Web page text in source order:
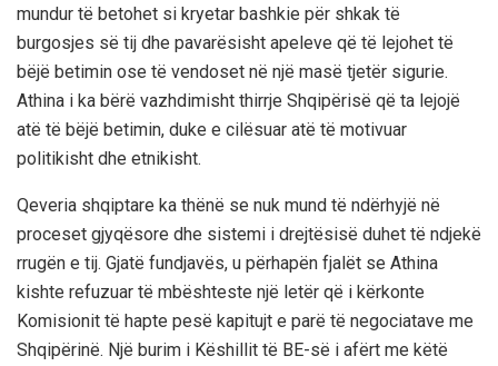
mundur të betohet si kryetar bashkie për shkak të
burgosjes së tij dhe pavarësisht apeleve që të lejohet të
bëjë betimin ose të vendoset në një masë tjetër sigurie.
Athina i ka bërë vazhdimisht thirrje Shqipërisë që ta lejojë
atë të bëjë betimin, duke e cilësuar atë të motivuar
politikisht dhe etnikisht.
Qeveria shqiptare ka thënë se nuk mund të ndërhyjë në
proceset gjyqësore dhe sistemi i drejtësisë duhet të ndjekë
rrugën e tij. Gjatë fundjavës, u përhapën fjalët se Athina
kishte refuzuar të mbështeste një letër që i kërkonte
Komisionit të hapte pesë kapitujt e parë të negociatave me
Shqipërinë. Një burim i Këshillit të BE-së i afërt me këtë